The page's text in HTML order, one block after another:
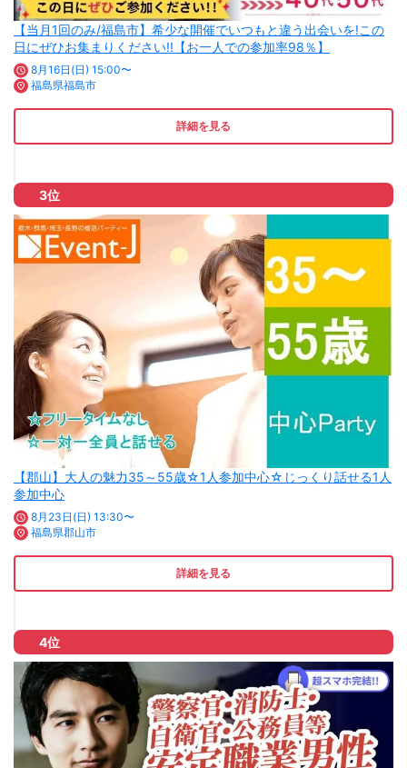
【当月1回のみ/福島市】希少な開催でいつもと違う出会いを!この
日にぜひお集まりください!!【お一人での参加率98％】
8月16日(日) 15:00〜
福島県福島市
詳細を見る
3位
【郡山】大人の魅力35～55歳☆1人参加中心☆じっくり話せる1人
参加中心
8月23日(日) 13:30〜
福島県郡山市
詳細を見る
4位